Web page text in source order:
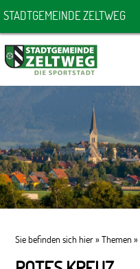
STADTGEMEINDE ZELTWEG
Sie befinden sich hier »Themen»